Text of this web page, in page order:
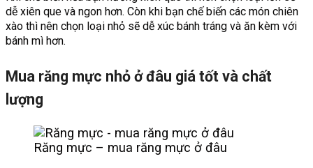
dễ xiên que và ngon hơn. Còn khi bạn chế biến các món chiên
xào thì nên chọn loại nhỏ sẽ dễ xúc bánh tráng và ăn kèm với
bánh mì hơn.
Mua răng mực nhỏ ở đâu giá tốt và chất
lượng
Răng mực – mua răng mực ở đâu